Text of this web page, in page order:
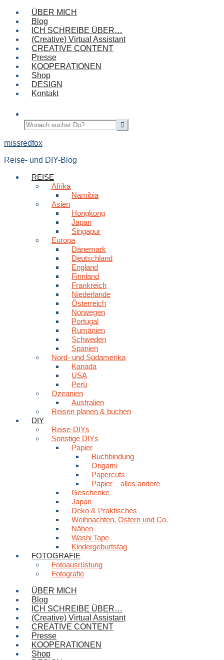
ÜBER MICH
Blog
ICH SCHREIBE ÜBER…
(Creative) Virtual Assistant
CREATIVE CONTENT
Presse
KOOPERATIONEN
Shop
DESIGN
Kontakt
missredfox
Reise- und DIY-Blog
REISE
Afrika
Namibia
Asien
Hongkong
Japan
Singapur
Europa
Dänemark
Deutschland
England
Finnland
Frankreich
Niederlande
Österreich
Norwegen
Portugal
Rumänien
Schweden
Spanien
Nord- und Südamerika
Kanada
USA
Perú
Ozeanien
Australien
Reisen planen & buchen
DIY
Reise-DIYs
Sonstige DIYs
Papier
Buchbindung
Origami
Papercuts
Papier – alles andere
Geschenke
Japan
Deko & Praktisches
Weihnachten, Ostern und Co.
Nähen
Washi Tape
Kindergeburtstag
FOTOGRAFIE
Fotoausrüstung
Fotografie
ÜBER MICH
Blog
ICH SCHREIBE ÜBER…
(Creative) Virtual Assistant
CREATIVE CONTENT
Presse
KOOPERATIONEN
Shop